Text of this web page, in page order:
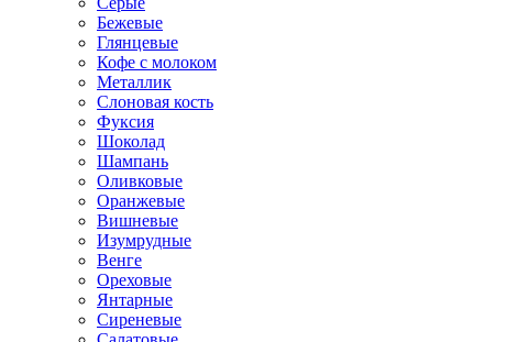
Бежевые
Глянцевые
Кофе с молоком
Металлик
Слоновая кость
Фуксия
Шоколад
Шампань
Оливковые
Оранжевые
Вишневые
Изумрудные
Венге
Ореховые
Янтарные
Сиреневые